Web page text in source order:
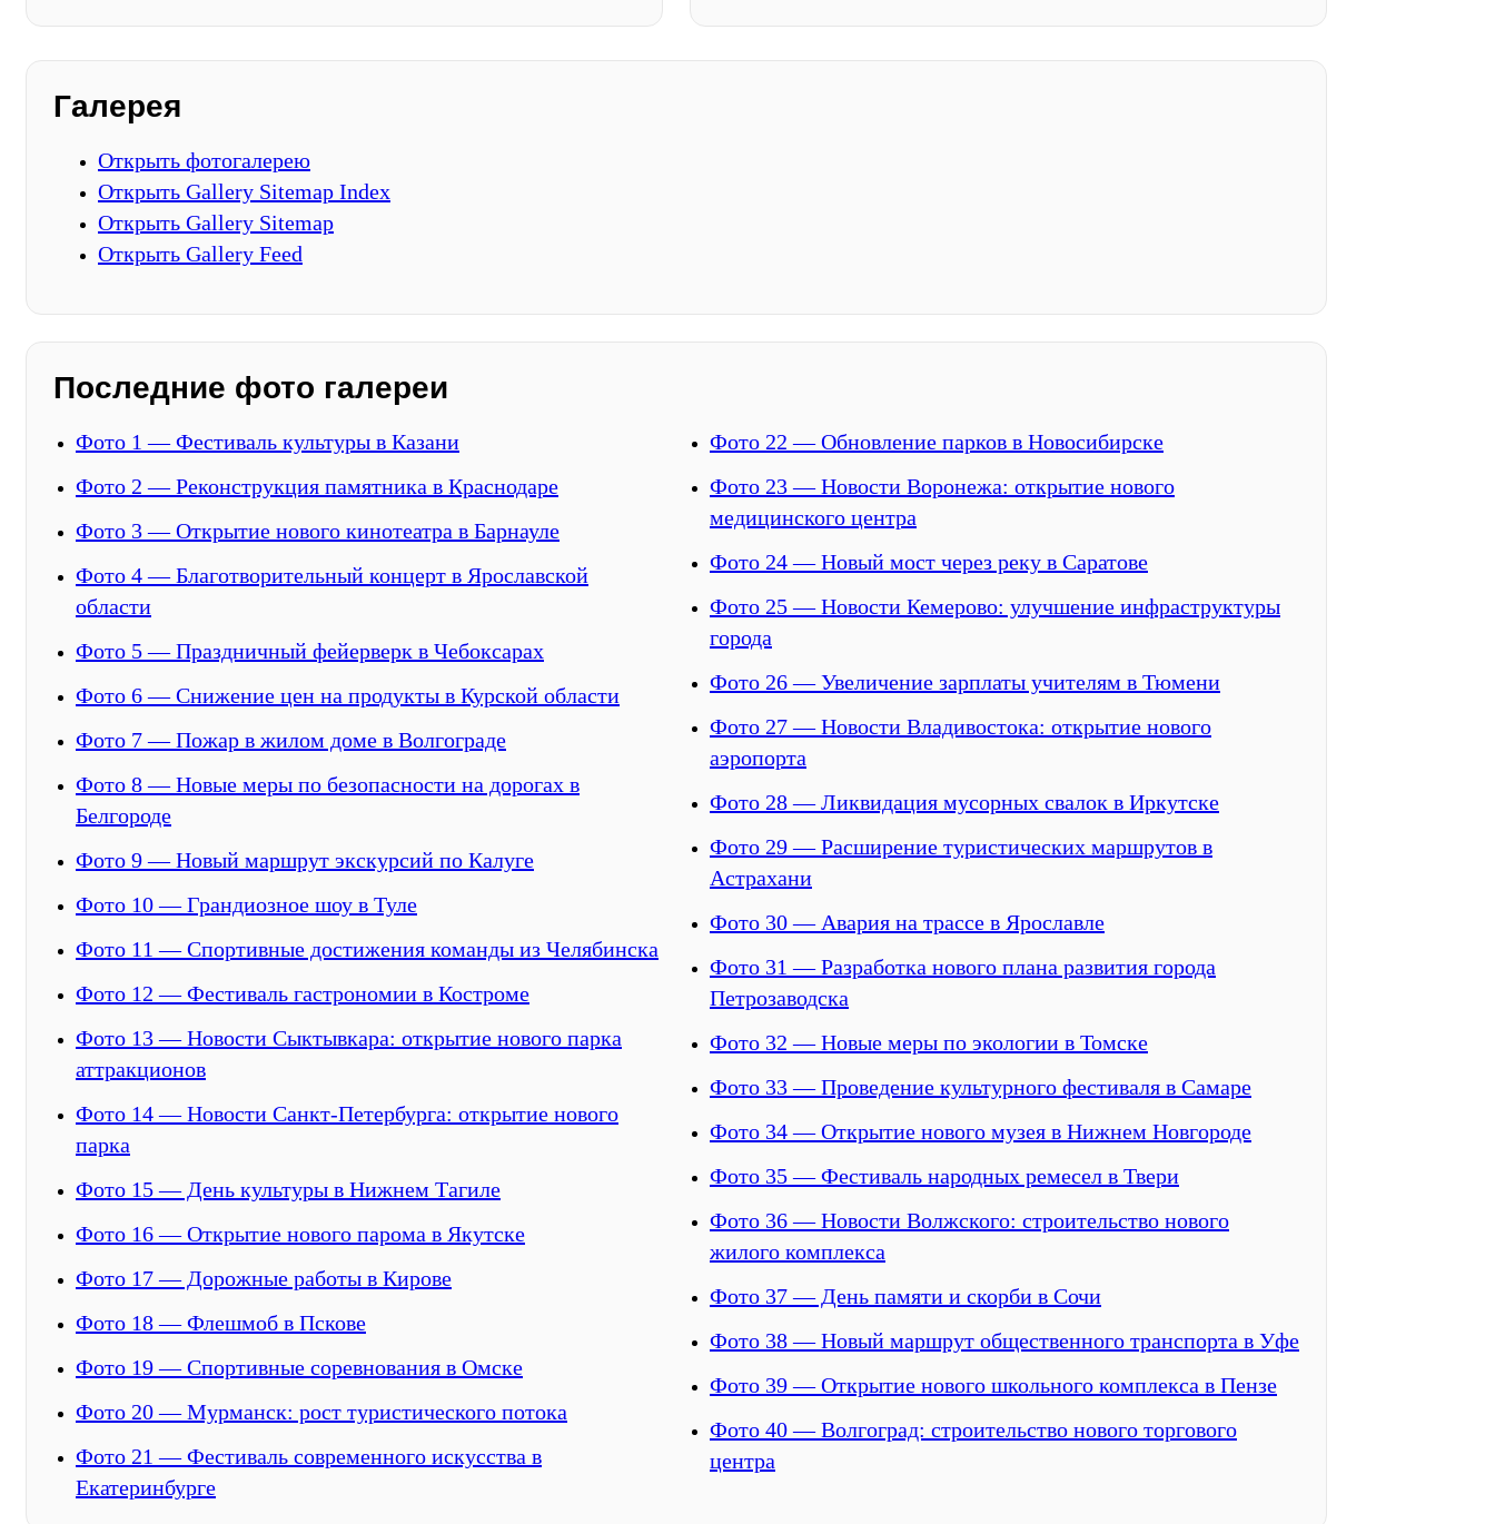
Галерея
Открыть фотогалерею
Открыть Gallery Sitemap Index
Открыть Gallery Sitemap
Открыть Gallery Feed
Последние фото галереи
Фото 1 — Фестиваль культуры в Казани
Фото 2 — Реконструкция памятника в Краснодаре
Фото 3 — Открытие нового кинотеатра в Барнауле
Фото 4 — Благотворительный концерт в Ярославской
области
Фото 5 — Праздничный фейерверк в Чебоксарах
Фото 6 — Снижение цен на продукты в Курской области
Фото 7 — Пожар в жилом доме в Волгограде
Фото 8 — Новые меры по безопасности на дорогах в
Белгороде
Фото 9 — Новый маршрут экскурсий по Калуге
Фото 10 — Грандиозное шоу в Туле
Фото 11 — Спортивные достижения команды из Челябинска
Фото 12 — Фестиваль гастрономии в Костроме
Фото 13 — Новости Сыктывкара: открытие нового парка
аттракционов
Фото 14 — Новости Санкт-Петербурга: открытие нового
парка
Фото 15 — День культуры в Нижнем Тагиле
Фото 16 — Открытие нового парома в Якутске
Фото 17 — Дорожные работы в Кирове
Фото 18 — Флешмоб в Пскове
Фото 19 — Спортивные соревнования в Омске
Фото 20 — Мурманск: рост туристического потока
Фото 21 — Фестиваль современного искусства в
Екатеринбурге
Фото 22 — Обновление парков в Новосибирске
Фото 23 — Новости Воронежа: открытие нового
медицинского центра
Фото 24 — Новый мост через реку в Саратове
Фото 25 — Новости Кемерово: улучшение инфраструктуры
города
Фото 26 — Увеличение зарплаты учителям в Тюмени
Фото 27 — Новости Владивостока: открытие нового
аэропорта
Фото 28 — Ликвидация мусорных свалок в Иркутске
Фото 29 — Расширение туристических маршрутов в
Астрахани
Фото 30 — Авария на трассе в Ярославле
Фото 31 — Разработка нового плана развития города
Петрозаводска
Фото 32 — Новые меры по экологии в Томске
Фото 33 — Проведение культурного фестиваля в Самаре
Фото 34 — Открытие нового музея в Нижнем Новгороде
Фото 35 — Фестиваль народных ремесел в Твери
Фото 36 — Новости Волжского: строительство нового
жилого комплекса
Фото 37 — День памяти и скорби в Сочи
Фото 38 — Новый маршрут общественного транспорта в Уфе
Фото 39 — Открытие нового школьного комплекса в Пензе
Фото 40 — Волгоград: строительство нового торгового
центра